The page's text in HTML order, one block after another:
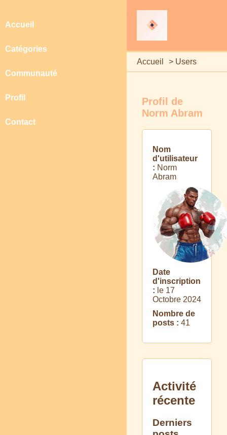
Accueil > Users
Accueil
Catégories
Communauté
Profil
Contact
Profil de
Norm Abram
Nom
d'utilisateur
: Norm
Abram
Date
d'inscription
: le 17
Octobre 2024
Nombre de
posts : 41
Activité
récente
Derniers